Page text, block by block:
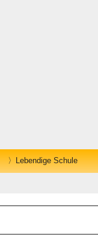
Lebendige Schule